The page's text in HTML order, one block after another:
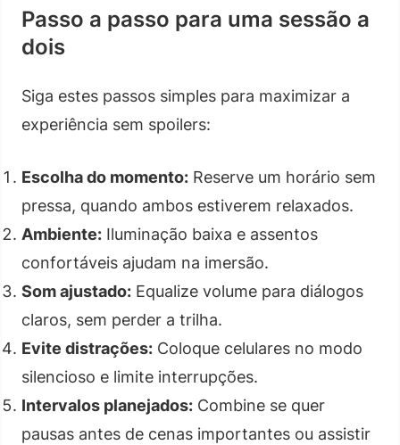
Passo a passo para uma sessão a
dois
Siga estes passos simples para maximizar a
experiência sem spoilers:
Escolha do momento: Reserve um horário sem
pressa, quando ambos estiverem relaxados.
Ambiente: Iluminação baixa e assentos
confortáveis ajudam na imersão.
Som ajustado: Equalize volume para diálogos
claros, sem perder a trilha.
Evite distrações: Coloque celulares no modo
silencioso e limite interrupções.
Intervalos planejados: Combine se quer
pausas antes de cenas importantes ou assistir